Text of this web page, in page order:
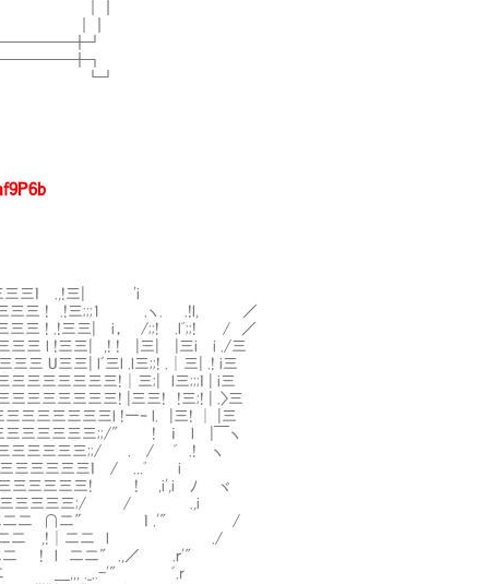
｜┃
三ｌ .,!三| 'i
三三三三 ! .!三;;;1 .ヽ. .!l, ／
三三 ! .!三三| i， /;;! .lﾞ;;! / ／
三三 l !三三| ,! ! |三| |三i i ./三
三 U三三| lﾞ三l .l三;;! .│三| .! i三
三三三三三三!│三;| l三;;;ｌ | i三
三三三三三三三! |三三! !三;! | .〉三
三三三三三三l !一ｰ l. |三! │ |三
三三三三三三三;;/" ! ｉ l |￣ヽ
三三三三三;;/ . / ﾞ .! ヽ
三三三三三ｌ / ...ﾞ i
三三三三三! ! ,i',i ﾉ ヾ
三三三三三三;/ / .,i
二二二二 ∩二″ ｌ .'" /
二二二 ,!│二二 l ./
l 二二" .,／ .ｒ'"
＿,,, ._..-'" ﾞ.r